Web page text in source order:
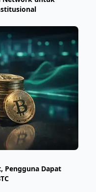
Pengguna Dapat